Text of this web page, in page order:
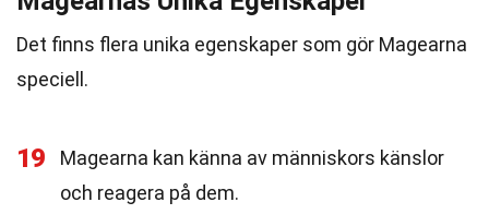
Det finns flera unika egenskaper som gör Magearna
speciell.
19
Magearna kan känna av människors känslor
och reagera på dem.